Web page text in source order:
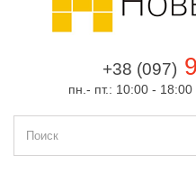
+38 (097)
пн.- пт.: 10:00 -